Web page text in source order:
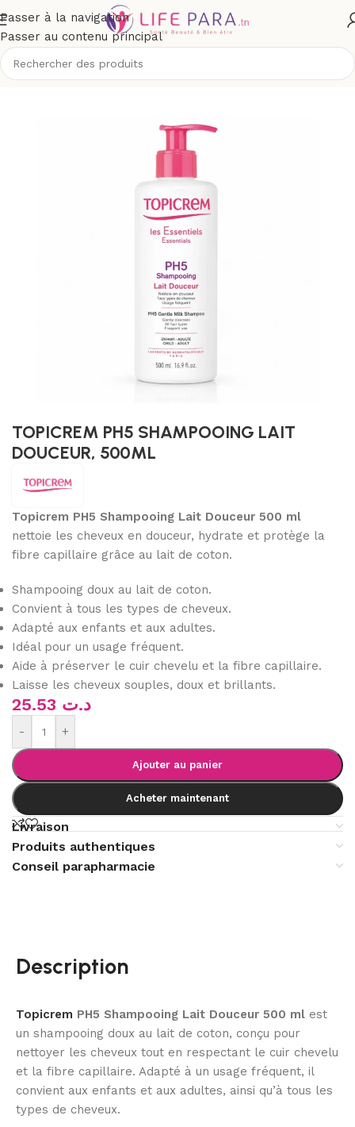
Passer à la navigation
Passer au contenu principal
Boutique/Cheveux/Shampoing/Shampoing doux et fréquent
TOPICREM PH5 SHAMPOOING LAIT
DOUCEUR, 500ML
Topicrem PH5 Shampooing Lait Douceur 500 ml
nettoie les cheveux en douceur, hydrate et protège la
fibre capillaire grâce au lait de coton.
Shampooing doux au lait de coton.
Convient à tous les types de cheveux.
Adapté aux enfants et aux adultes.
Idéal pour un usage fréquent.
Aide à préserver le cuir chevelu et la fibre capillaire.
Laisse les cheveux souples, doux et brillants.
د.ت
- +
Ajouter au panier
Acheter maintenant
Livraison
Produits authentiques
Conseil parapharmacie
Description
Topicrem PH5 Shampooing Lait Douceur 500 ml est
un shampooing doux au lait de coton, conçu pour
nettoyer les cheveux tout en respectant le cuir chevelu
et la fibre capillaire. Adapté à un usage fréquent, il
convient aux enfants et aux adultes, ainsi qu’à tous les
types de cheveux.